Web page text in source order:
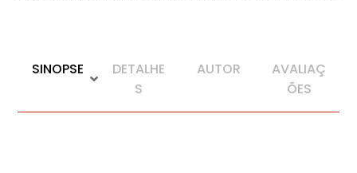
SINOPSE
DETALHE
S
AUTOR
AVALIAÇ
ÕES